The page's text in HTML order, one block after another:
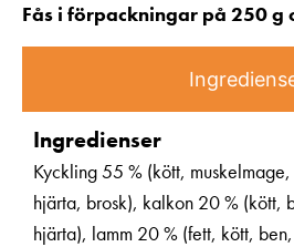
Fås i förpackningar på 250 g
Ingredienser
Kyckling 55 % (kött,
hjärta, brosk), kalkon 20 % (kött,
hjärta), lamm 20 % (fett, kött,